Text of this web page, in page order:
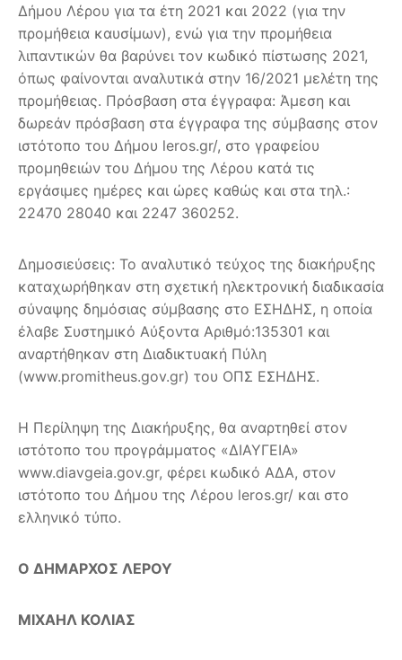
Δήμου Λέρου για τα έτη 2021 και 2022 (για την
προμήθεια καυσίμων), ενώ για την προμήθεια
λιπαντικών θα βαρύνει τον κωδικό πίστωσης 2021,
όπως φαίνονται αναλυτικά στην 16/2021 μελέτη της
προμήθειας. Πρόσβαση στα έγγραφα: Άμεση και
δωρεάν πρόσβαση στα έγγραφα της σύμβασης στον
ιστότοπο του Δήμου leros.gr/, στο γραφείου
προμηθειών του Δήμου της Λέρου κατά τις
εργάσιμες ημέρες και ώρες καθώς και στα τηλ.:
22470 28040 και 2247 360252.
Δημοσιεύσεις: Το αναλυτικό τεύχος της διακήρυξης
καταχωρήθηκαν στη σχετική ηλεκτρονική διαδικασία
σύναψης δημόσιας σύμβασης στο ΕΣΗΔΗΣ, η οποία
έλαβε Συστημικό Αύξοντα Αριθμό:135301 και
αναρτήθηκαν στη Διαδικτυακή Πύλη
(www.promitheus.gov.gr) του ΟΠΣ ΕΣΗΔΗΣ.
Η Περίληψη της Διακήρυξης, θα αναρτηθεί στον
ιστότοπο του προγράμματος «ΔΙΑΥΓΕΙΑ»
www.diavgeia.gov.gr, φέρει κωδικό ΑΔΑ, στον
ιστότοπο του Δήμου της Λέρου leros.gr/ και στο
ελληνικό τύπο.
Ο ΔΗΜΑΡΧΟΣ ΛΕΡΟΥ
ΜΙΧΑΗΛ ΚΟΛΙΑΣ